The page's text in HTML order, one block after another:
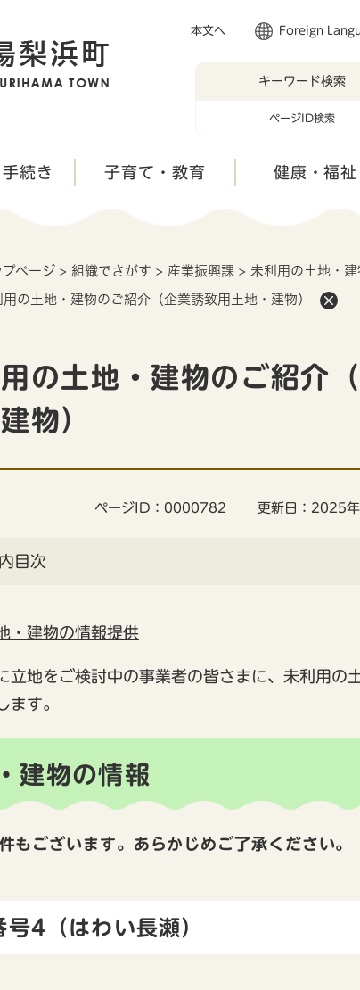
本文へ Foreign
キーワード検索
ページID検索
続き 子育て・教育 健康・福祉
プページ > 組織でさがす > 産業振興課 > 未利用の土地・
用の土地・建物のご紹介（企業誘致用土地・建物）
の土地・建物のご紹介
物）
ページID：0000782 更新日：2025
目次
・建物の情報提供
立地をご検討中の事業者の皆さまに、未利用の
ます。
建物の情報
もございます。あらかじめご了承ください。
号4（はわい長瀬）